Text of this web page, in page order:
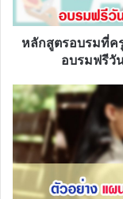
จัดการ
ศึกษา
ฐาน
ฟรี
วัน
20
หลักสูตร
รับ
เกียรติ
หลักสูตรอบรมที่ค
อบรมฟรีวั
id
plan
(ตัวอย่าง)
แผน
พัฒนา
ตนเอง
ทุก